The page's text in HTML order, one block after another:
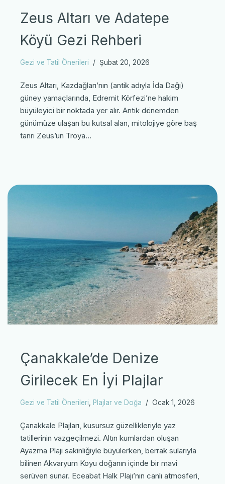
Zeus Altarı ve Adatepe
Köyü Gezi Rehberi
Gezi ve Tatil Önerileri Şubat 20, 2026
Zeus Altarı, Kazdağları’nın (antik adıyla İda Dağı)
güney yamaçlarında, Edremit Körfezi’ne hakim
büyüleyici bir noktada yer alır. Antik dönemden
günümüze ulaşan bu kutsal alan, mitolojiye göre baş
tanrı Zeus’un Troya…
Çanakkale’de Denize
Girilecek En İyi Plajlar
Gezi ve Tatil Önerileri, Plajlar ve Doğa Ocak 1, 2026
Çanakkale Plajları, kusursuz güzellikleriyle yaz
tatillerinin vazgeçilmezi. Altın kumlardan oluşan
Ayazma Plajı sakinliğiyle büyülerken, berrak sularıyla
bilinen Akvaryum Koyu doğanın içinde bir mavi
serüven sunar. Eceabat Halk Plajı’nın canlı atmosferi,